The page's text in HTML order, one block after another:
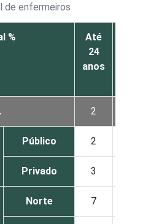
de enfermeiros
%
Até
24
anos
2
Público 2
Privado 3
Norte 7